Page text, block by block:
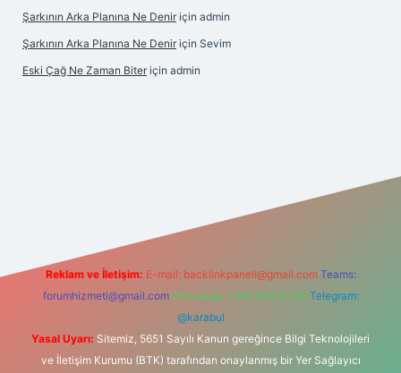
Şarkının Arka Planına Ne Denir için admin
Şarkının Arka Planına Ne Denir için Sevim
Eski Çağ Ne Zaman Biter için admin
Reklam ve İletişim: E-mail: backlinkpaneli@gmail.com Teams:
forumhizmeti@gmail.com Whatsapp: 0262 606 0 726 Telegram:
@karabul
Yasal Uyarı: Sitemiz, 5651 Sayılı Kanun gereğince Bilgi Teknolojileri
ve İletişim Kurumu (BTK) tarafından onaylanmış bir Yer Sağlayıcı